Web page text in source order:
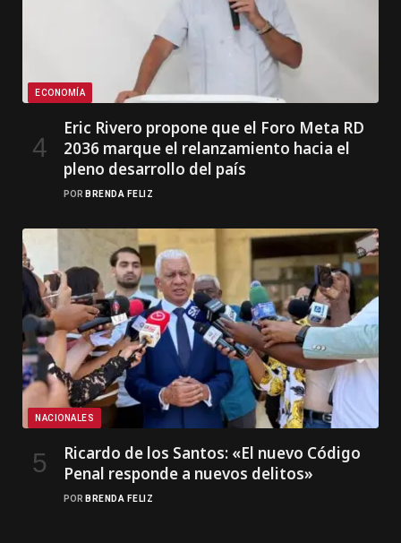
ECONOMÍA
Eric Rivero propone que el Foro Meta RD
2036 marque el relanzamiento hacia el
pleno desarrollo del país
POR BRENDA FELIZ
NACIONALES
Ricardo de los Santos: «El nuevo Código
Penal responde a nuevos delitos»
POR BRENDA FELIZ